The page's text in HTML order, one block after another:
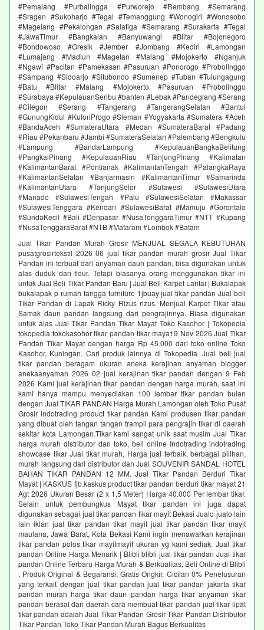
#Pemalang #Purbalingga #Purworejo #Rembang #Semarang
#Sragen #Sukoharjo #Tegal #Temanggung #Wonogiri #Wonosobo
#Magelang #Pekalongan #Salatiga #Semarang #Surakarta #Tegal
#JawaTimur #Bangkalan #Banyuwangi #Blitar #Bojonegoro
#Bondowoso #Gresik #Jember #Jombang #Kediri #Lamongan
#Lumajang #Madiun #Magetan #Malang #Mojokerto #Nganjuk
#Ngawi #Pacitan #Pamekasan #Pasuruan #Ponorogo #Probolinggo
#Sampang #Sidoarjo #Situbondo #Sumenep #Tuban #Tulungagung
#Batu #Blitar #Malang #Mojokerto #Pasuruan #Probolinggo
#Surabaya #KepulauanSeribu #banten #Lebak #Pandeglang #Serang
#Cilegon #Serang #Tangerang #TangerangSelatan #Bantul
#GunungKidul #KulonProgo #Sleman #Yogyakarta #Sumatera #Aceh
#BandaAceh #SumateraUtara #Medan #SumateraBarat #Padang
#Riau #Pekanbaru #Jambi #SumateraSelatan #Palembang #Bengkulu
#Lampung #BandarLampung #KepulauanBangkaBelitung
#PangkalPinang #KepulauanRiau #TanjungPinang #Kalimatan
#KalimantanBarat #Pontianak #KalimantanTengah #PalangkaRaya
#KalimantanSelatan #Banjarmasin #KalimantanTimur #Samarinda
#KalimantanUtara #TanjungSelor #Sulawesi #SulawesiUtara
#Manado #SulawesiTengah #Palu #SulawesiSelatan #Makassar
#SulawesiTenggara #Kendari #SulawesiBarat #Mamuju #Gorontalo
#SundaKecil #Bali #Denpasar #NusaTenggaraTimur #NTT #Kupang
#NusaTenggaraBarat #NTB #Mataram #Lombok #Batam
Jual Tikar Pandan Murah Grosir MENJUAL SEGALA KEBUTUHAN
pusatgrosirtekstil 2026 06 jual tikar pandan murah grosir Jual Tikar
Pandan ini terbuat dari anyaman daun pandan, bisa digunakan untuk
alas duduk dan tidur. Tetapi biasanya orang menggunakan tikar ini
untuk Jual Beli Tikar Pandan Baru | Jual Beli Karpet Lantai | Bukalapak
bukalapak p rumah tangga furniture 1jbuay jual tikar pandan Jual beli
Tikar Pandan di Lapak Ricky Rizus rizus. Menjual Karpet Tikar atau
Samak daun pandan langsung dari pengrajinnya. Biasa digunakan
untuk alas Jual Tikar Pandan Tikar Mayat Toko Kasohor | Tokopedia
tokopedia tokokasohor tikar pandan tikar mayat 9 Nov 2026 Jual Tikar
Pandan Tikar Mayat dengan harga Rp 45.000 dari toko online Toko
Kasohor, Kuningan. Cari produk lainnya di Tokopedia. Jual beli jual
tikar pandan beragam ukuran aneka kerajinan anyaman blogger
anekaanyaman 2026 02 jual kerajinan tikar pandan dengan 9 Feb
2026 Kami jual kerajinan tikar pandan dengan harga murah, saat ini
kami hanya mampu menyediakan 100 lembar tikar pandan bulan
dengan Jual TIKAR PANDAN Harga Murah Lamongan oleh Toko Pusat
Grosir indotrading product tikar pandan Kami produsen tikar pandan
yang dibuat oleh tangan tangan trampil para pengrajin tikar di daerah
sekitar kota Lamongan.Tikar kami sangat unik saat musim Jual Tikar
harga murah distributor dan toko, beli online Indotrading indotrading
showcase tikar Jual tikar murah, Harga jual terbaik, berbagai pilihan,
murah langsung dari distributor dan Jual SOUVENIR SANDAL HOTEL
BAHAN TIKAR PANDAN 12 MM. Jual Tikar Pandan Berduri Tikar
Mayat | KASKUS fjb.kaskus product tikar pandan berduri tikar mayat 21
Agt 2026 Ukuran Besar (2 x 1,5 Meter) Harga 40.000 Per lembar tikar.
Selain untuk pembungkus Mayat tikar pandan ini juga dapat
digunakan sebagai jual tikar pandan tikar mayit Bekasi Jualo jualo lain
lain iklan jual tikar pandan tikar mayit jual tikar pandan tikar mayit
maulana, Jawa Barat, Kota Bekasi Kami ingin menawarkan kerajinan
tikar pandan polos tikar mayitmayit ukuran yg kami sediak. Jual tikar
pandan Online Harga Menarik | Blibli blibli jual tikar pandan Jual tikar
pandan Online Terbaru Harga Murah & Berkualitas, Beli Online di Blibli
, Produk Original & Begaransi, Gratis Ongkir, Cicilan 0% Penelusuran
yang terkait dengan jual tikar pandan jual tikar pandan jakarta tikar
pandan murah harga tikar daun pandan harga tikar anyaman tikar
pandan berasal dari daerah cara membuat tikar pandan jual tikar lipat
tikar pandan adalah Jual Tikar Pandan Grosir Tikar Pandan Distributor
Tikar Pandan Toko Tikar Pandan Murah Bagus Berkualitas